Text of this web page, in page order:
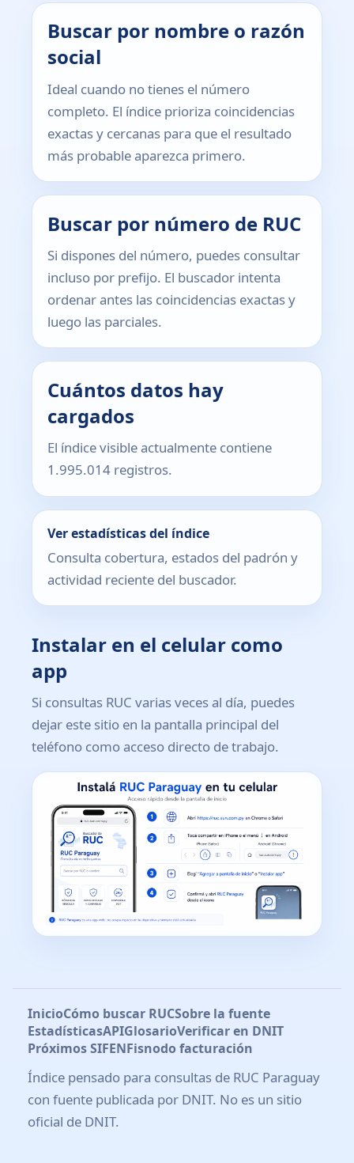
Buscar por nombre o razón
social
Ideal cuando no tienes el número
completo. El índice prioriza coincidencias
exactas y cercanas para que el resultado
más probable aparezca primero.
Buscar por número de RUC
Si dispones del número, puedes consultar
incluso por prefijo. El buscador intenta
ordenar antes las coincidencias exactas y
luego las parciales.
Cuántos datos hay
cargados
El índice visible actualmente contiene
1.995.014 registros.
Ver estadísticas del índice
Consulta cobertura, estados del padrón y
actividad reciente del buscador.
Instalar en el celular como
app
Si consultas RUC varias veces al día, puedes
dejar este sitio en la pantalla principal del
teléfono como acceso directo de trabajo.
InicioCómo buscar RUCSobre la fuente
EstadísticasAPIGlosarioVerificar en DNIT
Próximos SIFENFisnodo facturación
Índice pensado para consultas de RUC Paraguay
con fuente publicada por DNIT. No es un sitio
oficial de DNIT.